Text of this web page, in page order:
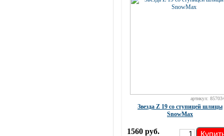
артикул:
Звезда Z 19 со ступицей шлицы
SnowMax
1560 руб.